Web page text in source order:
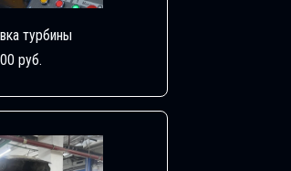
турбины
руб.